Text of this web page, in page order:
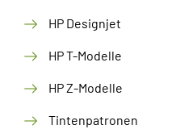
HP Designjet
HP T-Modelle
HP Z-Modelle
Tintenpatronen